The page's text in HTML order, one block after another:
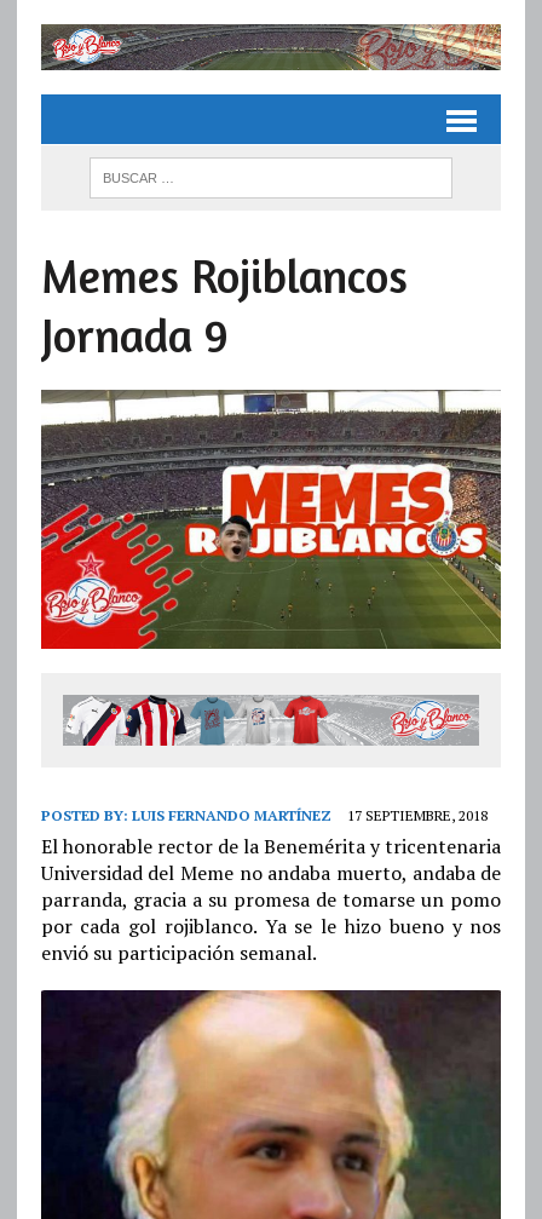
Memes Rojiblancos
Jornada 9
POSTED BY: LUIS FERNANDO MARTÍNEZ 17 SEPTIEMBRE, 2018
El honorable rector de la Benemérita y tricentenaria
Universidad del Meme no andaba muerto, andaba de
parranda, gracia a su promesa de tomarse un pomo
por cada gol rojiblanco. Ya se le hizo bueno y nos
envió su participación semanal.